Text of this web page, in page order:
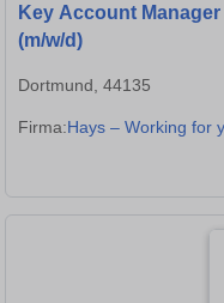
Key Account
(m/w/d)
Dortmund, 44135
Firma:Hays – Working for